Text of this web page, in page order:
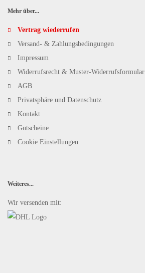
Mehr über...
Vertrag wiederrufen
Versand- & Zahlungsbedingungen
Impressum
Widerrufsrecht & Muster-Widerrufsformular
AGB
Privatsphäre und Datenschutz
Kontakt
Gutscheine
Cookie Einstellungen
Weiteres...
Wir versenden mit: